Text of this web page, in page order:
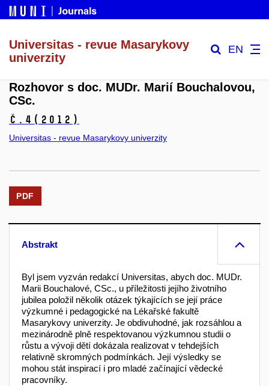
Universitas - revue Masarykovy
univerzity
EN
Rozhovor s doc. MUDr. Marií Bouchalovou,
CSc.
č.4 (2012)
Universitas - revue Masarykovy univerzity
PDF
Abstrakt
Byl jsem vyzván redakcí Universitas, abych doc. MUDr.
Marii Bouchalové, CSc., u příležitosti jejího životního
jubilea položil několik otázek týkajících se její práce
výzkumné i pedagogické na Lékařské fakultě
Masarykovy univerzity. Je obdivuhodné, jak rozsáhlou a
mezinárodně plně respektovanou výzkumnou studii o
růstu a vývoji dětí dokázala realizovat v tehdejších
relativně skromných podmínkách. Její výsledky se
mohou stát inspirací i pro mladé začínající vědecké
pracovníky.